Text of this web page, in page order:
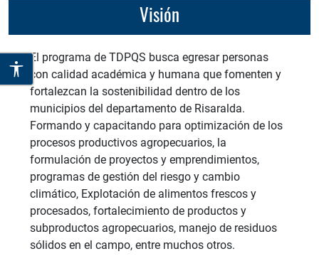
Visión
El programa de TDPQS busca egresar personas
con calidad académica y humana que fomenten y
fortalezcan la sostenibilidad dentro de los
municipios del departamento de Risaralda.
Formando y capacitando para optimización de los
procesos productivos agropecuarios, la
formulación de proyectos y emprendimientos,
programas de gestión del riesgo y cambio
climático, Explotación de alimentos frescos y
procesados, fortalecimiento de productos y
subproductos agropecuarios, manejo de residuos
sólidos en el campo, entre muchos otros.